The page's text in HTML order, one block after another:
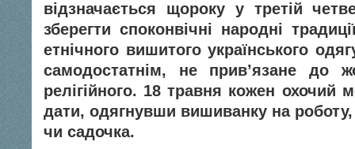
відзначається щороку у третій
зберегти споконвічні народні
етнічного вишитого українського
самодостатнім, не прив’язане до
релігійного. 18 травня кожен охочий
дати, одягнувши вишиванку на
чи садочка.